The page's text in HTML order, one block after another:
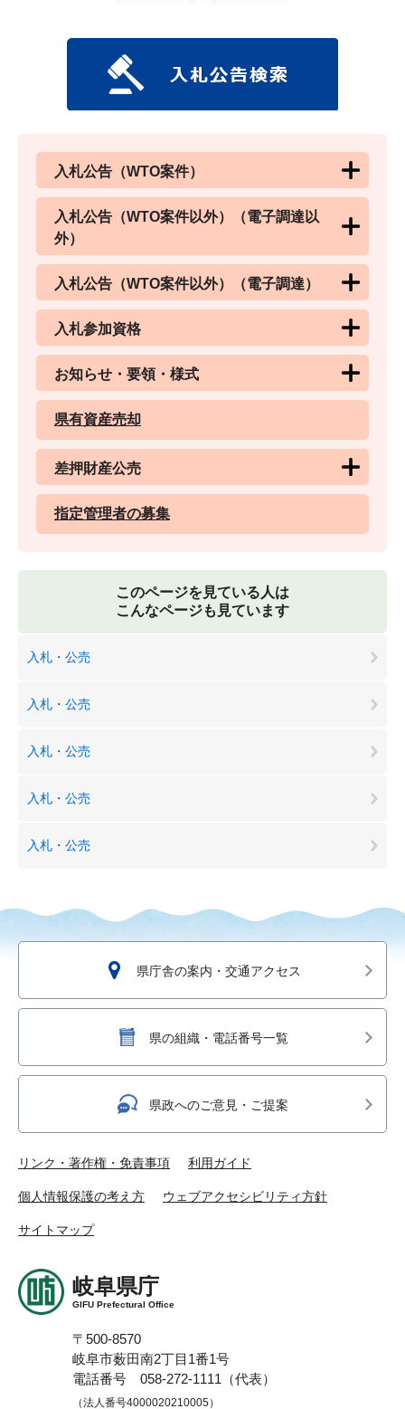
入札公告（WTO案件）
入札公告（WTO案件以外）（電子調達以
外）
入札公告（WTO案件以外）（電子調達）
入札参加資格
お知らせ・要領・様式
県有資産売却
差押財産公売
指定管理者の募集
このページを見ている人は
こんなページも見ています
入札・公売
入札・公売
入札・公売
入札・公売
入札・公売
県庁舎の案内・交通アクセス
県の組織・電話番号一覧
県政へのご意見・ご提案
リンク・著作権・免責事項 利用ガイド
個人情報保護の考え方 ウェブアクセシビリティ方針
サイトマップ
岐阜県庁
GIFU Prefectural Office
〒500-8570
岐阜市薮田南2丁目1番1号
電話番号 058-272-1111（代表）
（法人番号4000020210005）